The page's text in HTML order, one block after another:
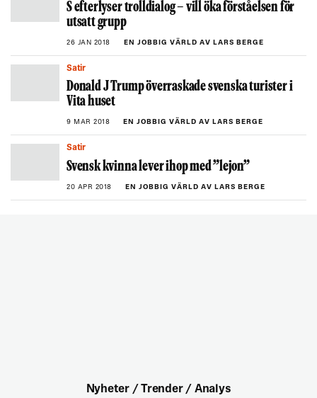
S efterlyser trolldialog – vill öka förståelsen för
utsatt grupp
26 JAN 2018 EN JOBBIG VÄRLD AV LARS BERGE
Satir
Donald J Trump överraskade svenska turister i
Vita huset
9 MAR 2018 EN JOBBIG VÄRLD AV LARS BERGE
Satir
Svensk kvinna lever ihop med ”lejon”
20 APR 2018 EN JOBBIG VÄRLD AV LARS BERGE
Nyheter / Trender / Analys